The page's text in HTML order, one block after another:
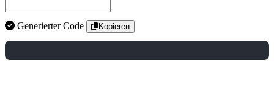
Generierter Code Kopieren